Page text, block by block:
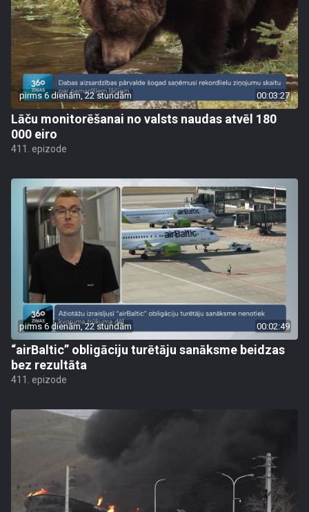
pirms 6 dienām, 22 stundām 00:03:27
Lāču monitorēšanai no valsts naudas atvēl 180
000 eiro
411. epizode
pirms 6 dienām, 22 stundām 00:02:49
“airBaltic” obligāciju turētāju sanāksme beidzas
bez rezultāta
411. epizode